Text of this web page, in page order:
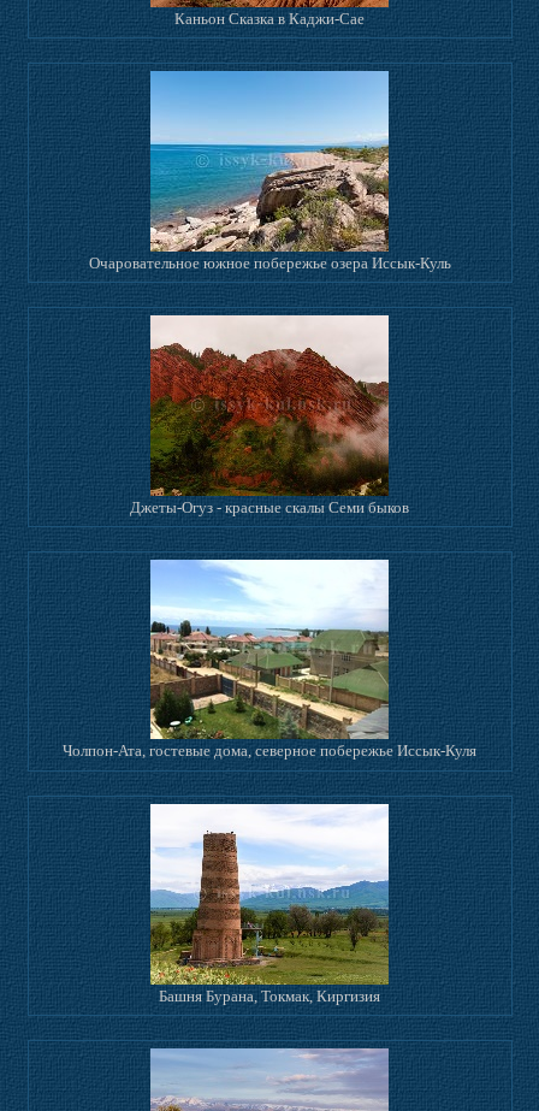
Каньон Сказка в Каджи-Сае
Очаровательное южное побережье озера Иссык-Куль
Джеты-Огуз - красные скалы Семи быков
Чолпон-Ата, гостевые дома, северное побережье Иссык-Куля
Башня Бурана, Токмак, Киргизия